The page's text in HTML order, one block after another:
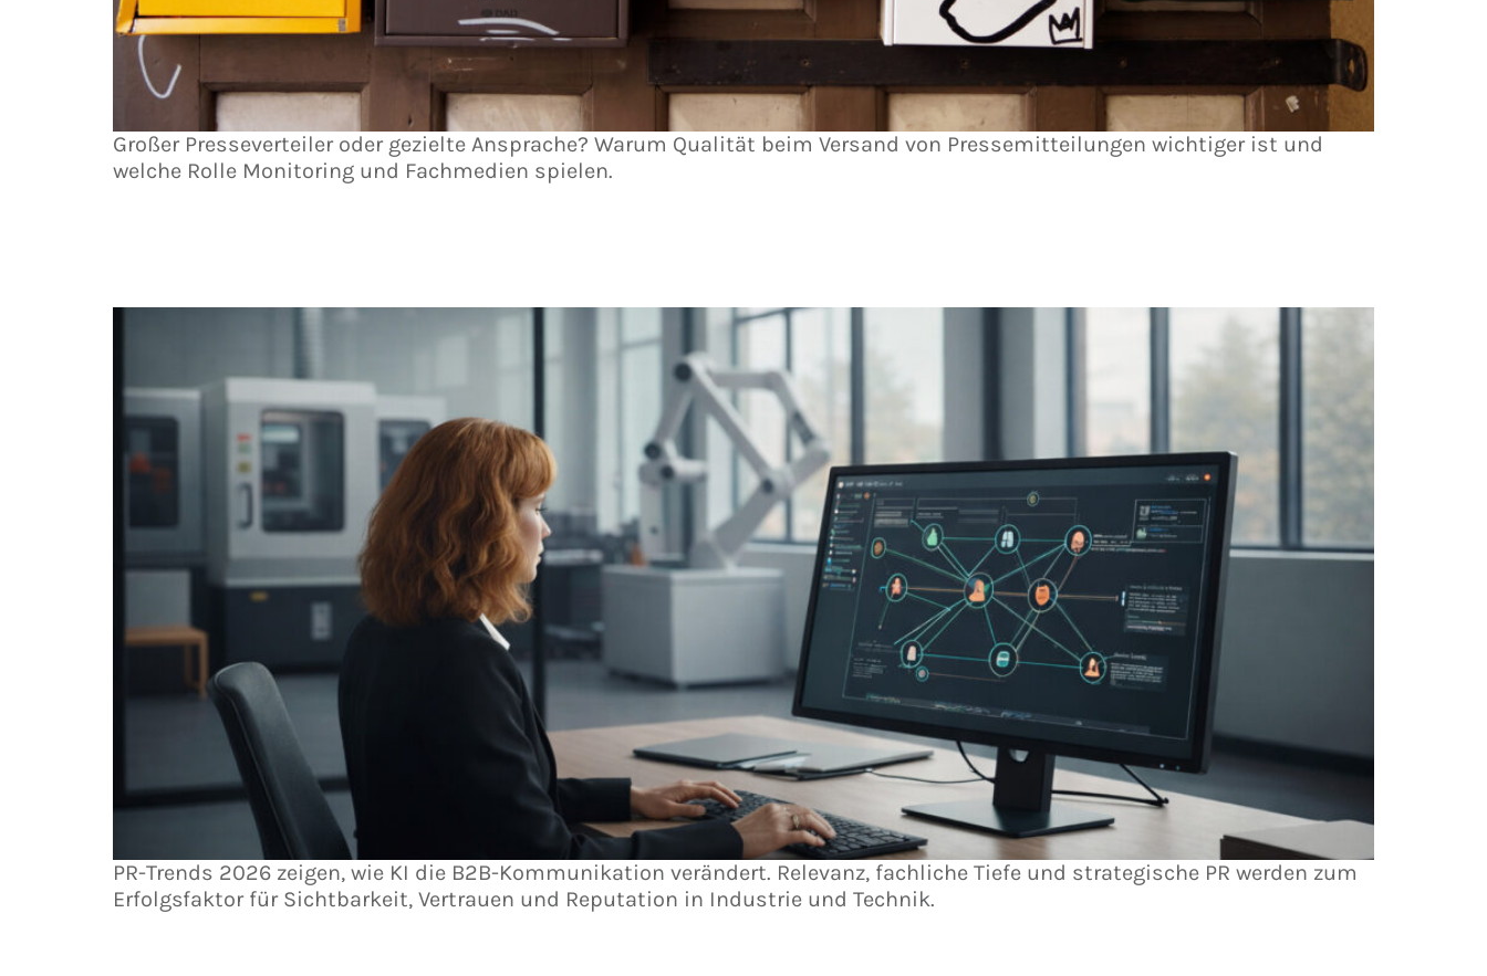
Großer Presseverteiler oder gezielte Ansprache? Warum Qualität beim Versand von Pressemitteilungen wichtiger ist und
welche Rolle Monitoring und Fachmedien spielen.
PR-Trends 2026 zeigen, wie KI die B2B-Kommunikation verändert. Relevanz, fachliche Tiefe und strategische PR werden zum
Erfolgsfaktor für Sichtbarkeit, Vertrauen und Reputation in Industrie und Technik.